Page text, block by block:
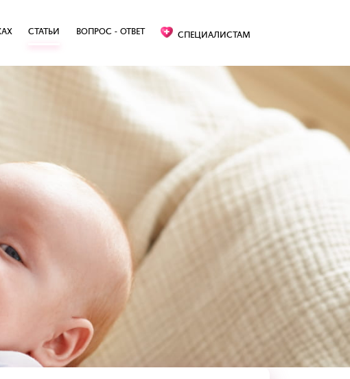
СТАТЬИ ВОПРОС - ОТВЕТ СПЕЦИАЛИСТАМ